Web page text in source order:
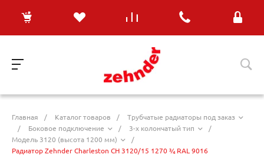
Главная / Каталог товаров /
Трубчатые радиаторы под заказ
/
Боковое подключение / 3-х колончатый тип
/
Модель 3120 (высота 1200 мм)
/
Радиатор Zehnder Charleston CH 3120/15 1270 ¾ RAL 9016